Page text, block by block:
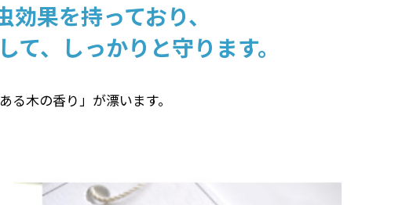
果を持っており、
、しっかりと守ります。
木の香り」が漂います。